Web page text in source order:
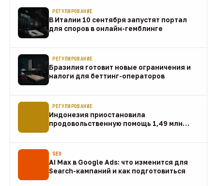
РЕГУЛИРОВАНИЕ
В Италии 10 сентября запустят портал
для споров в онлайн-гемблинге
РЕГУЛИРОВАНИЕ
Бразилия готовит новые ограничения и
налоги для беттинг-операторов
РЕГУЛИРОВАНИЕ
Индонезия приостановила
продовольственную помощь 1,49 млн
SEO
AI Max в Google Ads: что изменится для
Search-кампаний и как подготовиться